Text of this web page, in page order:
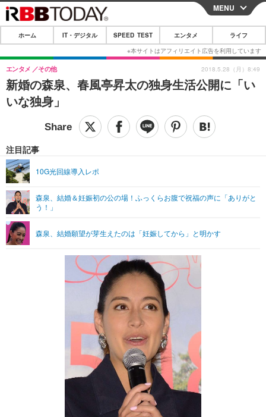
CLOSE
ホーム
IT・デジタル
IT・デジタルTOP スマートフォン
ショッピング その他
SPEED TEST
エンタメTOP 映画・ドラマ
グラビア
ショッピング その他
ライフTOP
リリース一覧
プッシュ通知の停止方法
MENU
ホーム IT・デジタル SPEED TEST エンタメ ライフ
新婚の森泉、春風亭昇太の独身生活公開に「い
いな独身」
エンタメ その他
注目記事
10G光回線導入レポ
森泉、結婚＆妊娠初の公の場！ふっくらお腹で祝福の声に「ありがと
う！」
森泉、結婚願望が芽生えたのは「妊娠してから」と明かす
2018.5.28（月）8:49